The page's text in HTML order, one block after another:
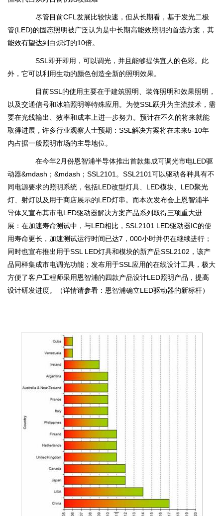
尽管目前CFL发展比较快速，但从长期看，基于发光二极
管(LED)的固态照明被广泛认为是中长期高能效照明的首选方案，其
能效有望达到白炽灯的10倍。
SSL即开即用，可以调光，并且能够提供宜人的色彩。此
外，它可以利用生动的颜色创造全新的照明效果。
目前SSL的使用主要在于建筑照明、装饰照明和效果照明，
以及交通信号和冰箱照明等特殊应用。为使SSL跃升为主流技术，需
要在光线输出、效率和成本上进一步努力。预计在不久的将来就能
取得进展，许多行业观察人士预期：SSL解决方案将在未来5-10年
内占据一般照明市场的主导地位。
在今年2月份恩智浦半导体推出首款集成可调光市电LED驱
动器&mdash；&mdash；SSL2101。SSL2101可以驱动各种具有不
同电源要求的照明系统，包括LED改型灯具、LED模块、LED聚光
灯、射灯以及用于商店展示的LED灯串。而本次发布会上恩智浦半
导体又宣布其市电LED驱动器解决方案产品系列取得三项重大进
展：在加速寿命测试中，与LED相比，SSL2101 LED驱动器IC的使
用寿命更长，加速测试运行时间已达7，000小时并仍在继续进行；
同时也宣布推出用于SSL LED灯具和模块的新产品SSL2102，该产
品同样集成市电调光功能；发布用于SSL应用的在线设计工具，极大
方便了客户工程师采用恩智浦的四款产品设计LED照明产品，提高
设计研发进度。（详情请参看：恩智浦确立LED驱动器的新标杆）